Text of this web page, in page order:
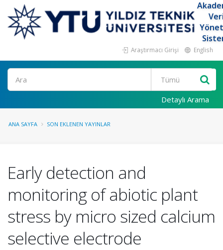
Araştırmacı Girişi English
Ara
Detaylı Arama
ANA SAYFA SON EKLENEN YAYINLAR
Early detection and
monitoring of abiotic plant
stress by micro sized calcium
selective electrode